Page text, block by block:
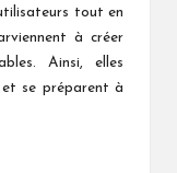
tout en
à créer
Ainsi, elles
se préparent à